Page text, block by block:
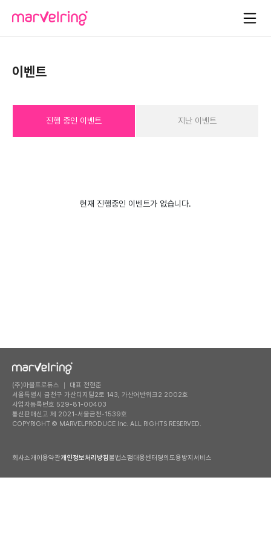
이벤트
진행 중인 이벤트 지난 이벤트
현재 진행중인 이벤트가 없습니다.
(주)마블프로듀스 ｜ 대표 전현준
서울특별시 금천구 가산디지털2로 143, 가산어반워크2 2002호
사업자등록번호 529-81-00403
통신판매신고 제 2021-서울금천-1539호
COPYRIGHT © MARVELPRODUCE Inc. ALL RIGHTS RESERVED.
회사소개 이용약관개인정보처리방침불법스팸대응센터 명의도용방지서비스